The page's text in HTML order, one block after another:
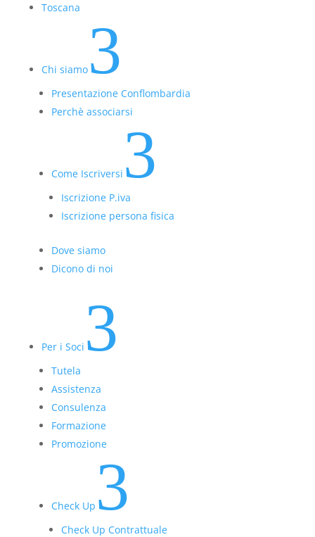
Toscana
Chi siamo3
Presentazione Conflombardia
Perchè associarsi
Come Iscriversi 3
Iscrizione P.iva
Iscrizione persona fisica
Dove siamo
Dicono di noi
Per i Soci 3
Tutela
Assistenza
Consulenza
Formazione
Promozione
Check Up 3
Check Up Contrattuale